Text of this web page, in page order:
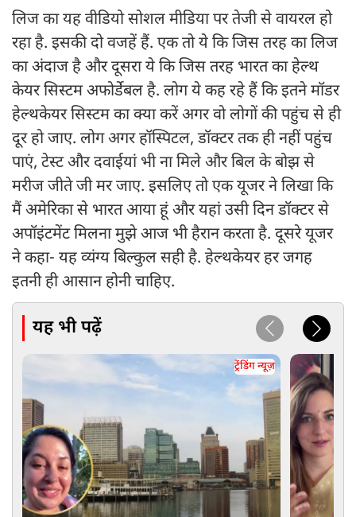
लिज का यह वीडियो सोशल मीडिया पर तेजी से वायरल हो
रहा है. इसकी दो वजहें हैं. एक तो ये कि जिस तरह का लिज
का अंदाज है और दूसरा ये कि जिस तरह भारत का हेल्थ
केयर सिस्टम अफोर्डेबल है. लोग ये कह रहे हैं कि इतने मॉडर
हेल्थकेयर सिस्टम का क्या करें अगर वो लोगों की पहुंच से ही
दूर हो जाए. लोग अगर हॉस्पिटल, डॉक्टर तक ही नहीं पहुंच
पाएं, टेस्ट और दवाईयां भी ना मिले और बिल के बोझ से
मरीज जीते जी मर जाए. इसलिए तो एक यूजर ने लिखा कि
मैं अमेरिका से भारत आया हूं और यहां उसी दिन डॉक्टर से
अपॉइंटमेंट मिलना मुझे आज भी हैरान करता है. दूसरे यूजर
ने कहा- यह व्यंग्य बिल्कुल सही है. हेल्थकेयर हर जगह
इतनी ही आसान होनी चाहिए.
यह भी पढ़ें
ट्रेंडिंग न्यूज़